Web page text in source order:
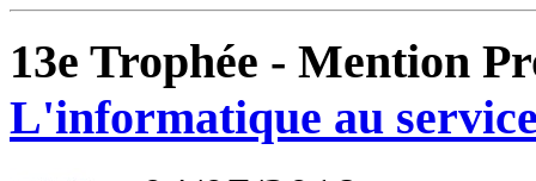
13e Trophée - Mention
L'informatique au